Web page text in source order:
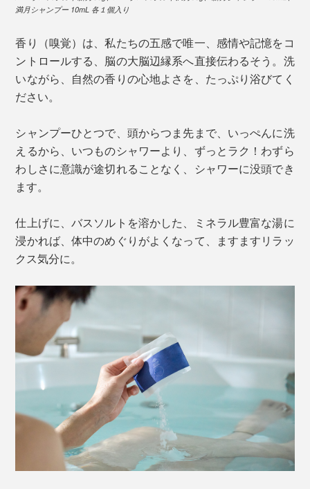
満月シャンプー 10mL 各１個入り
香り（嗅覚）は、私たちの五感で唯一、感情や記憶をコ
ントロールする、脳の大脳辺縁系へ直接伝わるそう。洗
いながら、自然の香りの心地よさを、たっぷり浴びてく
ださい。
シャンプーひとつで、頭からつま先まで、いっぺんに洗
えるから、いつものシャワーより、ずっとラク！わずら
わしさに意識が途切れることなく、シャワーに没頭でき
ます。
仕上げに、バスソルトを溶かした、ミネラル豊富な湯に
浸かれば、体中のめぐりがよくなって、ますますリラッ
クス気分に。